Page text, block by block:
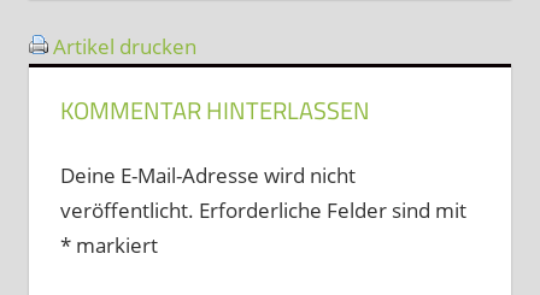
Artikel drucken
KOMMENTAR HINTERLASSEN
Deine E-Mail-Adresse wird nicht
veröffentlicht. Erforderliche Felder sind mit
*markiert